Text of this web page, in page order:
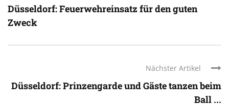
Düsseldorf: Feuerwehreinsatz für den guten
Zweck
Nächster Artikel
Düsseldorf: Prinzengarde und Gäste tanzen beim
Ball ...